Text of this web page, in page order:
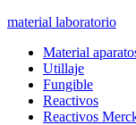
material laboratorio
Material
Utillaje
Fungible
Reactivos
Reactivos